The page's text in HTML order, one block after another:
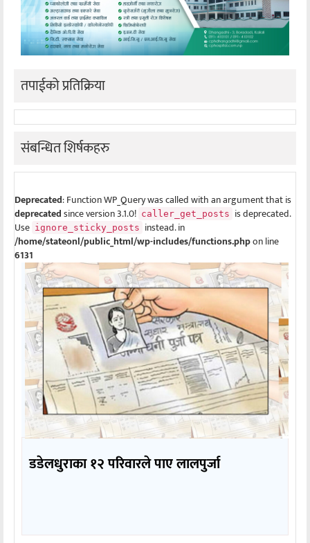
तपाईको प्रतिक्रिया
संबन्धित शिर्षकहरु
Deprecated: Function WP_Query was called with an argument that is
deprecatedsince version 3.1.0! caller_get_posts is deprecated.
Use ignore_sticky_posts instead. in
/home/stateonl/public_html/wp-includes/functions.phpon line
6131
डडेलधुराका १२ परिवारले पाए लालपुर्जा